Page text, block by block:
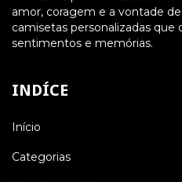
amor, coragem e a vontade
camisetas personalizadas que
sentimentos e memórias.
INDÍCE
Início
Categorias